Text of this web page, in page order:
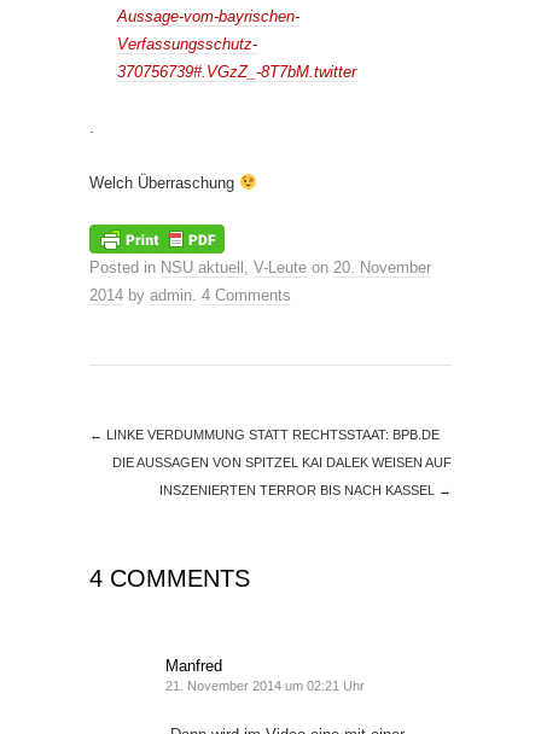
Aussage-vom-bayrischen-
Verfassungsschutz-
370756739#.VGzZ_-8T7bM.twitter
.
Welch Überraschung
Posted in NSU aktuell , V-Leute on 20. November
2014 by admin. 4 Comments
←
LINKE VERDUMMUNG STATT RECHTSSTAAT: BPB.DE
DIE AUSSAGEN VON SPITZEL KAI DALEK WEISEN AUF
INSZENIERTEN TERROR BIS NACH KASSEL
→
4 COMMENTS
Manfred
21. November 2014 um 02:21 Uhr